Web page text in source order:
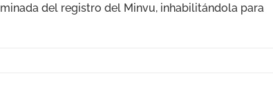
del registro del Minvu, inhabilitándola para